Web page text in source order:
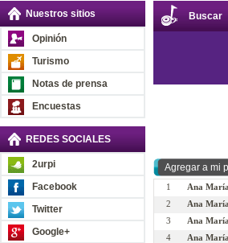
Nuestros sitios
Opinión
Turismo
Notas de prensa
Encuestas
REDES SOCIALES
2urpi
Facebook
Twitter
Google+
Buscar
1
Ana
2
Ana
3
Ana
4
Ana